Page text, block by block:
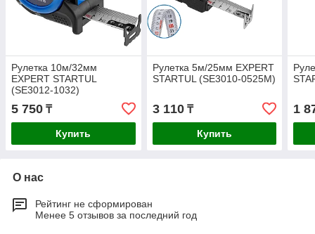
Рулетка 10м/32мм
EXPERT STARTUL
(SE3012-1032)
5 750 ₸
Купить
Рулетка 5м/25мм EXPERT
STARTUL (SE3010-0525M)
3 110₸
Купить
1
О нас
Рейтинг не сформирован
Менее 5 отзывов за последний год